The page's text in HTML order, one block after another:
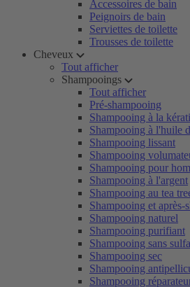
Accessoires de bain
Peignoirs de bain
Serviettes de toilette
Trousses de toilette
Cheveux
Tout afficher
Shampooings
Tout afficher
Pré-shampooing
Shampooing à la
Shampooing à l'huile
Shampooing lissant
Shampooing
Shampooing pour
Shampooing à l'argent
Shampooing au tea
Shampooing et après-
Shampooing naturel
Shampooing purifiant
Shampooing sans
Shampooing sec
Shampooing
Shampooing